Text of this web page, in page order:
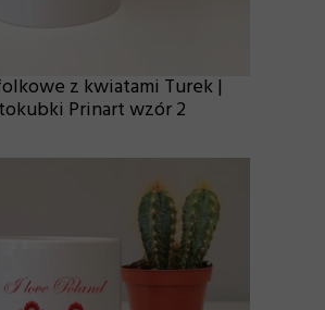
z kwiatami Turek |
Prinart wzór 2